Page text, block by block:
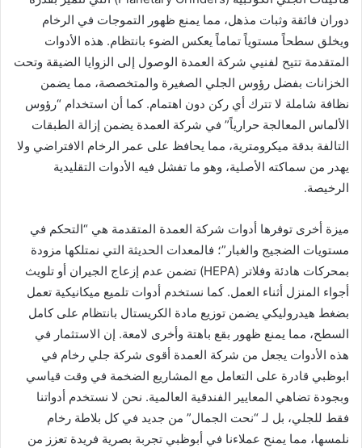
دوران فائقة وثبات مذهل، مما يمنع ظهور التموجات في الرخام
ويخلق سطحاً مستوياً تماماً يعكس الضوء بانتظام. هذه الأدوات
المتقدمة تتيح لفنيي شركة العمدة الوصول إلى الزوايا الضيقة وتحت
الخزانات بفضل رؤوس الجلي الصغيرة والمتخصصة، مما يضمن
نظافة شاملة لا تترك أي ركن دون اهتمام. كما أن استخدام “رؤوس
الألماس المعالجة حرارياً” في شركة العمدة يضمن إزالة الطبقات
التالفة بدقة ميكرومترية، مما يحافظ على عمر الرخام الافتراضي ولا
يهدر من سماكته الأصلية، وهو ما تفشل فيه الأدوات التقليدية
الرخيصة.
ميزة أخرى توفرها أدوات شركة العمدة المتقدمة هي “التحكم في
مستويات الضجيج والغبار”؛ فالمعدات الحديثة التي نمتلكها مزودة
بمحركات هادئة وفلاتر (HEPA) تضمن عدم إزعاج الجيران أو تلويث
أجواء المنزل أثناء العمل. كما نستخدم أدوات تلميع ميكانيكية تعمل
بضغط هيدروليكي يضمن توزيع مادة الكريستال بانتظام على كامل
السطح، مما يمنع ظهور بقع باهتة وأخرى لامعة. إن الاستثمار في
هذه الأدوات يجعل من شركة العمدة أقوى شركة جلي رخام في
ابوظبي قادرة على التعامل مع المشاريع الضخمة في وقت قياسي
وبجودة تضاهي المعايير الفندقية العالمية. نحن لا نستخدم أدواتنا
فقط للجلي، بل لـ “نحت الجمال” من جديد في كل بلاطة رخام
نلمسها، مما يمنح عملاءنا في أبوظبي تجربة بصرية فريدة تعزز من